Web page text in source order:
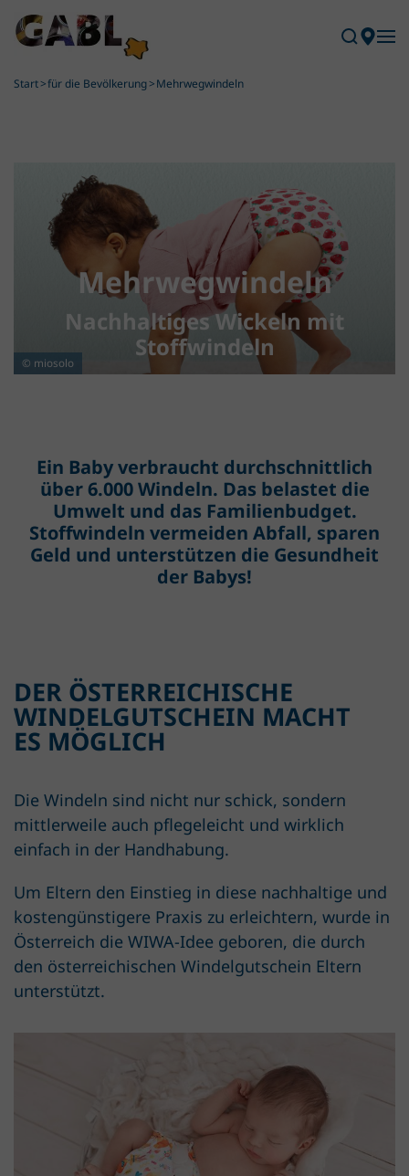
Skip to main content
Start für die Bevölkerung Mehrwegwindeln
© miosolo
Mehrwegwindeln
Nachhaltiges Wickeln mit
Stoffwindeln
Ein Baby verbraucht durchschnittlich
über 6.000 Windeln. Das belastet die
Umwelt und das Familienbudget.
Stoffwindeln vermeiden Abfall, sparen
Geld und unterstützen die Gesundheit
der Babys!
DER ÖSTERREICHISCHE
WINDELGUTSCHEIN MACHT
ES MÖGLICH
Die Windeln sind nicht nur schick, sondern
mittlerweile auch pflegeleicht und wirklich
einfach in der Handhabung.
Um Eltern den Einstieg in diese nachhaltige und
kostengünstigere Praxis zu erleichtern, wurde in
Österreich die WIWA-Idee geboren, die durch
den österreichischen Windelgutschein Eltern
unterstützt.